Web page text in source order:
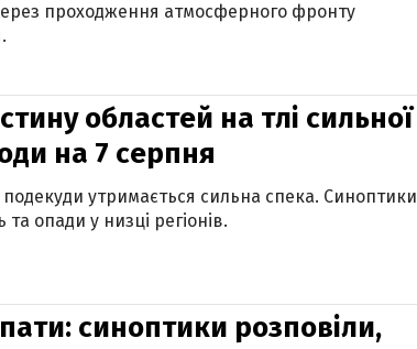
проходження атмосферного фронту
областей на тлі сильної
на 7 серпня
утримається сильна спека. Синоптики
опади у низці регіонів.
синоптики розповіли,